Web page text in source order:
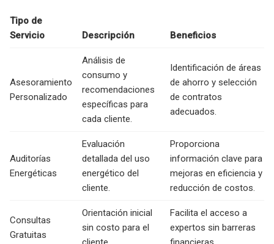
Tipo de
Servicio
Descripción Beneficios
Asesoramiento
Personalizado
Análisis de
consumo y
recomendaciones
específicas para
cada cliente.
Identificación de áreas
de ahorro y selección
de contratos
adecuados.
Auditorías
Energéticas
Evaluación
detallada del uso
energético del
cliente.
Proporciona
información clave para
mejoras en eficiencia y
reducción de costos.
Consultas
Gratuitas
Orientación inicial
sin costo para el
Facilita el acceso a
expertos sin barreras